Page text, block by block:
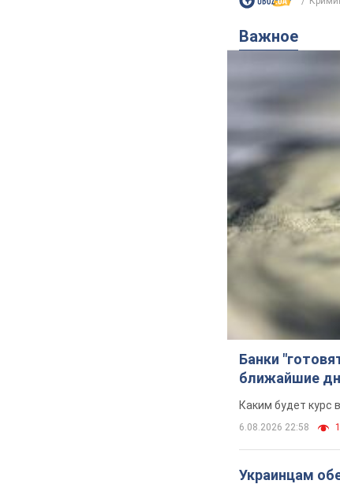
Важное
Банки
ближайшие
Каким будет курс
6.08.2026 22:58
Украинцам